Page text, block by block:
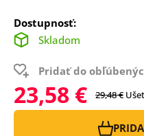
Dostupnosť:
Skladom
Pridať do
23,58 € 29,48 €